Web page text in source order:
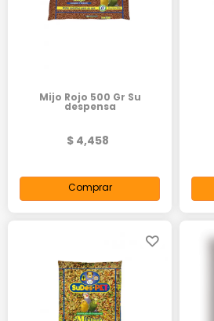
Mijo Rojo 500 Gr Su
despensa
$ 4,458
Comprar